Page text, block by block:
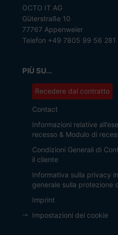
OCTO IT AG
Güterstraße 10
77767 Appenweier
Telefon +49 7805 99 56 281
PIÙ SU...
Recedere dal contratto
Contact
Informazioni relative
recesso & Modulo di
Condizioni Generali di
il cliente
Informativa sulla privacy
generale sulla protezione
Imprint
Impostazioni dei cookie